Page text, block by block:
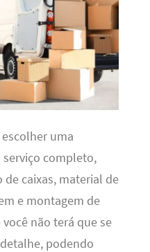
uma
serviço completo,
caixas, material de
e montagem de
não terá que se
podendo